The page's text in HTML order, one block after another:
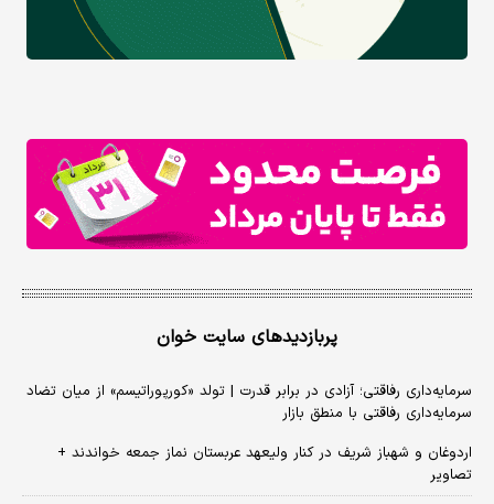
پربازدیدهای سایت خوان
سرمایه‌داری رفاقتی؛ آزادی در برابر قدرت | تولد «کورپوراتیسم» از میان تضاد
سرمایه‌داری رفاقتی با منطق بازار
اردوغان و شهباز شریف در کنار ولیعهد عربستان نماز جمعه خواندند +
تصاویر